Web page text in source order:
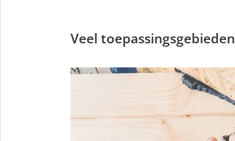
Veel toepassingsgebieden